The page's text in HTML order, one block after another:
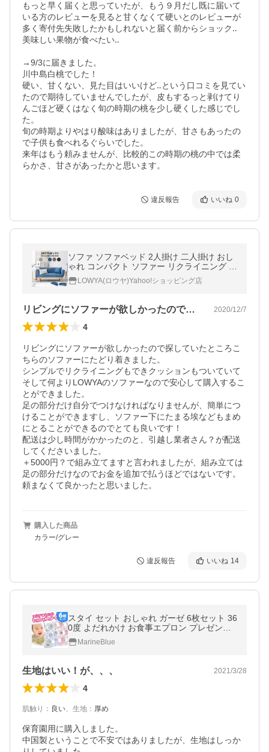
もっと早く届くと思っていたが、もう９月だし既に届いて
いる方のレビューを見ると甘くなくて硬いとのレビューが
多く寄付先失敗したかもしれないと届く前からショック‥
美味しい果物が食べたい‥
→9/3に届きました。
川中島白桃でした！
硬い、甘くない、見た目はいいけど‥という口コミを見てい
たので期待していませんでしたが、皮もするっと剥けてり
んごほど硬くはなく旬の時期の桃を少し硬くした感じでし
た。
旬の時期よりやはり酸味はありましたが、甘さもあったの
で子供も食べれるぐらいでした。
来年はもう頼みませんが、比較的この時期の桃の中では柔
らかさ、甘さがあったかと思います。
違反報告 いいね 0
ソファ ソファベッド 2人掛け 二人掛け おし
ゃれ コンパクト ソファー リクライニング ロ
ーソファ フロアソファ
LOWYA(ロウヤ)Yahoo!ショッピング店
リビングにソファーが欲しかったので探し… 2020/12/7
4
リビングにソファーが欲しかったので探していたところこ
ちらのソファーにたどり着きました。
シンプルでリクライニングもできクッションもついていて
そして何よりLOWYAのソファーなので安心して購入するこ
とができました。
足の部分だけ自分でつけなければなりませんが、簡単につ
けることができますし、ソファー下にたまる埃などもまめ
にとることができるのでとても良いです！
配送は少し時間がかかったのと、引越し業者さん？が配送
してくださいました。
＋5000円？で組み立てますと言われましたが、組み立ては
足の部分だけなのでお金を追加で払うほどではないです。
頼まなくて良かったと思いました。
購入した商品
カラー/グレー
違反報告 いいね 14
スタイ セット おしゃれ ガーゼ 6枚セット 36
0度 よだれかけ お食事エプロン プレゼント
綿100% 赤ちゃん
MarineBlue
生地はいい！が、、、 2021/3/28
4
肌触り ： 良い、 生地 ： 厚め
保育園用に購入しました。
中国製ということで不安ではありましたが、生地はしっか